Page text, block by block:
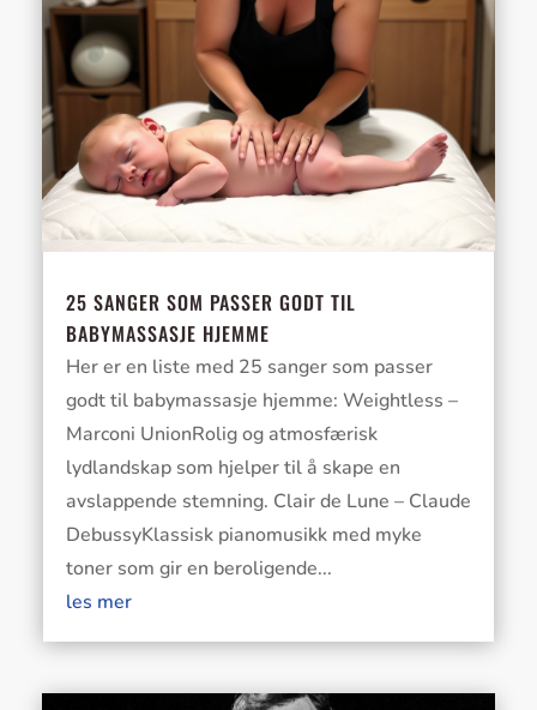
25 SANGER SOM PASSER GODT TIL
BABYMASSASJE HJEMME
Her er en liste med 25 sanger som passer
godt til babymassasje hjemme: Weightless –
Marconi UnionRolig og atmosfærisk
lydlandskap som hjelper til å skape en
avslappende stemning. Clair de Lune – Claude
DebussyKlassisk pianomusikk med myke
toner som gir en beroligende...
les mer